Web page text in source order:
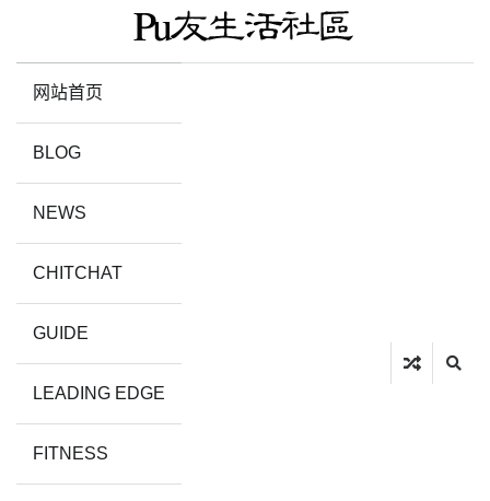
网站首页
BLOG
NEWS
CHITCHAT
GUIDE
LEADING EDGE
FITNESS